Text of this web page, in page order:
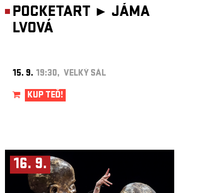
POCKETART ► JÁMA
LVOVÁ
15. 9. 19:30, VELKÝ SÁL
KUP TEĎ!
16. 9.